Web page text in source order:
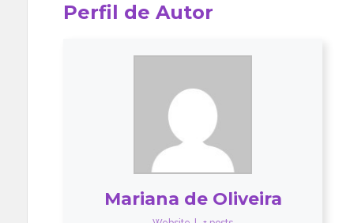
Perfil de Autor
Mariana de Oliveira